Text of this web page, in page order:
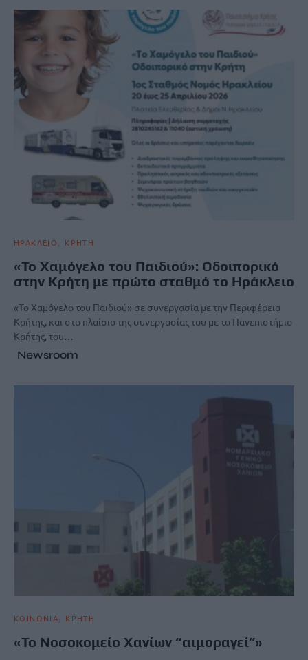
ΗΡΑΚΛΕΙΟ ΚΡΗΤΗ
«Το Χαμόγελο του Παιδιού»: Οδοιπορικό
στην Κρήτη με πρώτο σταθμό το Ηράκλειο
«Το Χαμόγελο του Παιδιού» σε συνεργασία με την Περιφέρεια
Κρήτης, και στο πλαίσιο της συνεργασίας του με το Πανεπιστήμιο
Κρήτης, του…
Newsroom
ΚΟΙΝΩΝΙΑ ΚΡΗΤΗ
«Το Νοσοκομείο Χανίων “αιμοραγεί”»